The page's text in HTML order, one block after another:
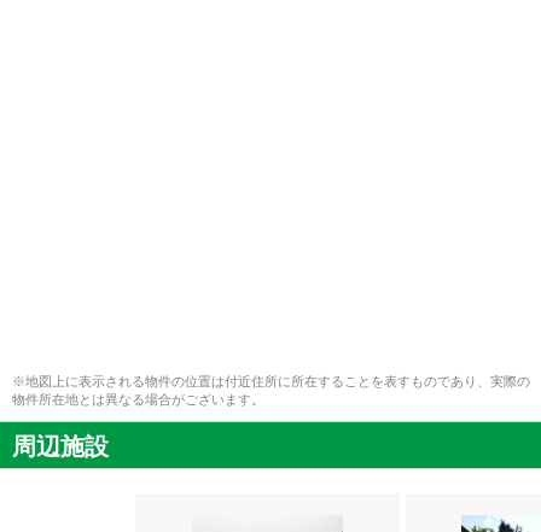
※地図上に表示される物件の位置は付近住所に所在することを表すものであり、実際の
物件所在地とは異なる場合がございます。
周辺施設